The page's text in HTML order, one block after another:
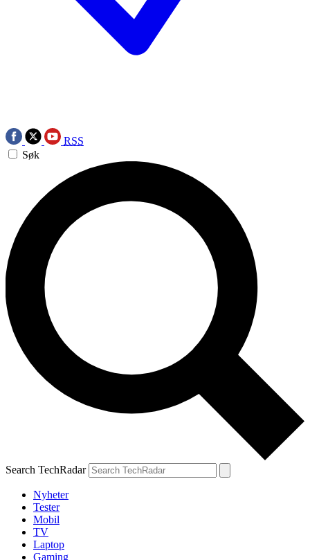
RSS
Søk
Search TechRadar
Nyheter
Tester
Mobil
TV
Laptop
Gaming